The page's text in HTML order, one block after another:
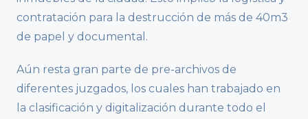
contratación para la destrucción de más de 40m3
de papel y documental.
Aún resta gran parte de pre-archivos de
diferentes juzgados, los cuales han trabajado en
la clasificación y digitalización durante todo el